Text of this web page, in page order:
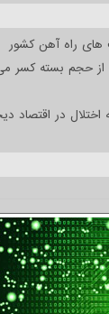
راه آهن کشور
از حجم بسته کسر
اختلال در اقتصاد